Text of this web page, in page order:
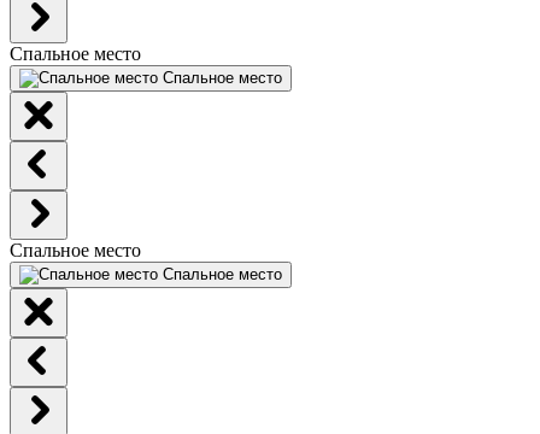
Спальное место
Спальное место
Спальное место
Спальное место